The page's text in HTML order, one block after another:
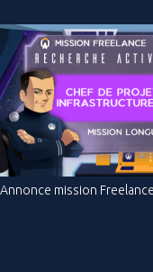
Annonce mission